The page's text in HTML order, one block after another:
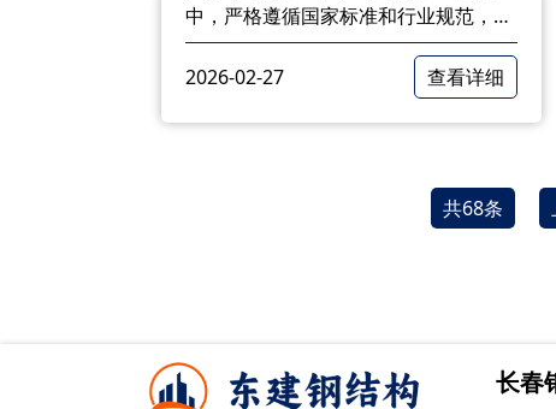
中，严格遵循国家标准和行业规范，从
原材料采购到成品出厂，每个环节都力
求做到精细、严谨。通过以上八个步
骤，加工厂确保了钢结构的质量，为客
户提供了满意的产品。
2026-02-27 查看详细
共68条
长春